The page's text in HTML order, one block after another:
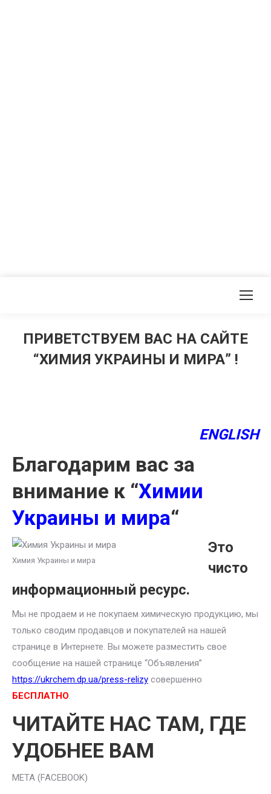
ПРИВЕТСТВУЕМ ВАС НА САЙТЕ
“ХИМИЯ УКРАИНЫ И МИРА” !
ENGLISH
Благодарим вас за
внимание к “Химии
Украины и мира“
Химия Украины и мира
Это
чисто
информационный ресурс.
Мы не продаем и не покупаем химическую продукцию, мы
только сводим продавцов и покупателей на нашей
странице в Интернете. Вы можете разместить свое
сообщение на нашей странице “Объявления”
https://ukrchem.dp.ua/press-relizy совершенно
БЕСПЛАТНО.
ЧИТАЙТЕ НАС ТАМ, ГДЕ
УДОБНЕЕ ВАМ
META (FACEBOOK)